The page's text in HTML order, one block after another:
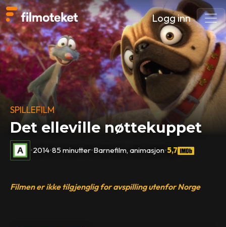
Logg inn
SPILLEFILM
Det elleville nøttekuppet
•2014•85 minutter•Barnefilm, animasjon•5,7
Filmen er ikke tilgjenglig for avspilling utenfor Norge